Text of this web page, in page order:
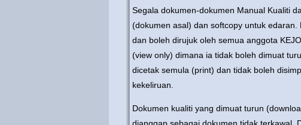
Segala dokumen-dokumen Manual Kualiti
(dokumen asal) dan softcopy untuk
dan boleh dirujuk oleh semua anggota
(view only) dimana ia tidak boleh dimuat
dicetak semula (print) dan tidak boleh
kekeliruan.
Dokumen kualiti yang dimuat turun